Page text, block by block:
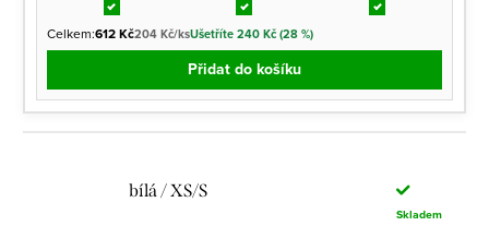
Celkem:612 Kč204 Kč/ksUšetříte 240 Kč (28 %)
Přidat do košíku
bílá / XS/S
Skladem